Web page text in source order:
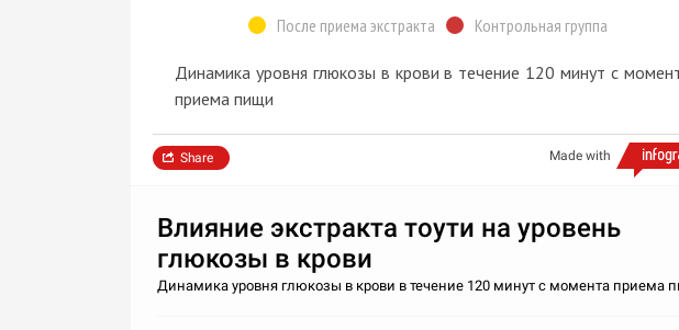
После приема экстракта
Контрольная группа
Динамика уровня глюкозы в крови в течение 120 минут с
приема пищи
Made with
Share
Влияние экстракта тоути на уровень
глюкозы в крови
Динамика уровня глюкозы в крови в течение 120 минут с момента приема